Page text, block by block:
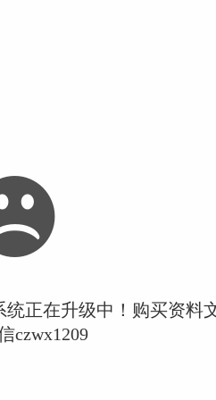
正在升级中！购买资料
czwx1209